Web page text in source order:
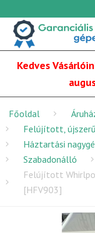
Kedves
Főoldal
Felújított,
Háztartási
Szabadonálló
Felújított
[HFV903]